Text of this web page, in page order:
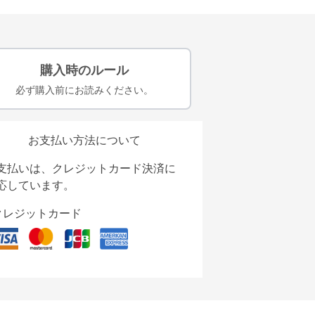
購入時のルール
必ず購入前にお読みください。
お支払い方法について
払いは、クレジットカード決済に
しています。
レジットカード